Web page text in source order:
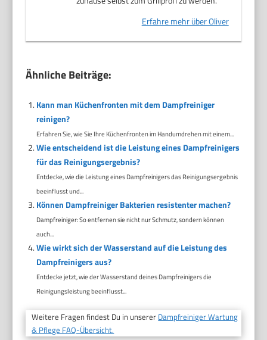
Erfahre mehr über Oliver
Ähnliche Beiträge:
Kann man Küchenfronten mit dem Dampfreiniger
reinigen?
Erfahren Sie, wie Sie Ihre Küchenfronten im Handumdrehen mit einem...
Wie entscheidend ist die Leistung eines Dampfreinigers
für das Reinigungsergebnis?
Entdecke, wie die Leistung eines Dampfreinigers das Reinigungsergebnis
beeinflusst und...
Können Dampfreiniger Bakterien resistenter machen?
Dampfreiniger: So entfernen sie nicht nur Schmutz, sondern können
auch...
Wie wirkt sich der Wasserstand auf die Leistung des
Dampfreinigers aus?
Entdecke jetzt, wie der Wasserstand deines Dampfreinigers die
Reinigungsleistung beeinflusst...
Weitere Fragen findest Du in unserer Dampfreiniger Wartung
& Pflege FAQ-Übersicht.